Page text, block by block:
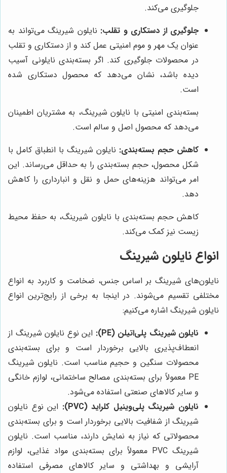
جلوگیری می‌کند.
جلوگیری از دستکاری و تقلب: نایلون شیرینگ می‌تواند به
عنوان یک مهر و موم امنیتی عمل کند و از دستکاری و تقلب
در محصولات جلوگیری کند. اگر بسته‌بندی نایلونی آسیب
دیده باشد، نشان می‌دهد که محصول دستکاری شده
است.
بسته‌بندی امنیتی با نایلون شیرینگ، به مشتریان اطمینان
می‌دهد که محصول اصل و سالم است.
کاهش حجم بسته‌بندی: نایلون شیرینگ با انطباق کامل با
شکل محصول، حجم بسته‌بندی را به حداقل می‌رساند. این
امر می‌تواند هزینه‌های حمل و نقل و انبارداری را کاهش
دهد.
کاهش حجم بسته‌بندی با نایلون شیرینگ، به حفظ محیط
زیست نیز کمک می‌کند.
انواع نایلون شیرینگ
نایلون‌های شیرینگ بر اساس جنس، ضخامت و کاربرد به انواع
مختلفی تقسیم می‌شوند. در اینجا به برخی از رایج‌ترین انواع
نایلون شیرینگ اشاره می‌کنیم:
نایلون شیرینگ پلی‌اتیلن (PE):
این نوع نایلون شیرینگ از
انعطاف‌پذیری بالایی برخوردار است و برای بسته‌بندی
محصولات سنگین و حجیم مناسب است. نایلون شیرینگ
PE معمولاً برای بسته‌بندی مصالح ساختمانی، لوازم خانگی
و سایر کالاهای صنعتی استفاده می‌شود.
نایلون شیرینگ پلی‌وینیل کلراید (PVC):
این نوع نایلون
شیرینگ از شفافیت بالایی برخوردار است و برای بسته‌بندی
محصولاتی که نیاز به نمایش دارند، مناسب است. نایلون
شیرینگ PVC معمولاً برای بسته‌بندی مواد غذایی، لوازم
آرایشی و بهداشتی و سایر کالاهای مصرفی استفاده